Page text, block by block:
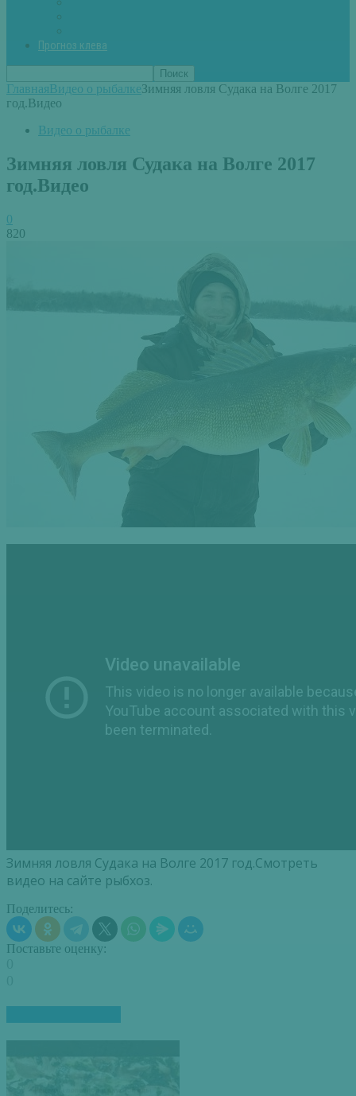
Прогноз клева
ГлавнаяВидео о рыбалкеЗимняя ловля Судака на Волге 2017
год.Видео
Видео о рыбалке
Зимняя ловля Судака на Волге 2017
год.Видео
0
820
Зимняя ловля Судака на Волге 2017 год.Смотреть
видео на сайте рыбхоз.
Поделитесь:
Поставьте оценку: